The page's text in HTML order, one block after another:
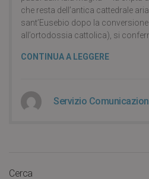
che resta dell’antica cattedrale
sant’Eusebio dopo la
all’ortodossia cattolica), si
CONTINUA A LEGGERE
Servizio
Cerca